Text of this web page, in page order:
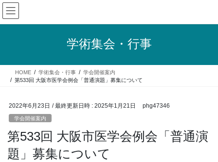
コ
ン
テ
ス
ナ
ビ
ゲ
ン
学術集会・行事
HOME 学術集会・行事
学会開催案内
第533回 大阪市医学会例会「普通演題」募集について
2022年6月23日 / 最終更新日時 : 2025年1月21日 phg47346
学会開催案内
第533回 大阪市医学会例会「普通演
題」募集について